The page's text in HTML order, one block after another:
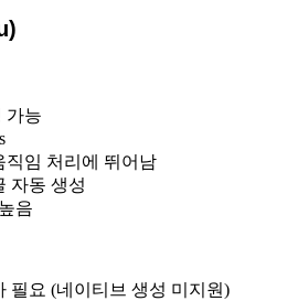
가능
직임 처리에 뛰어남
자동 생성
음
필요 (네이티브 생성 미지원)